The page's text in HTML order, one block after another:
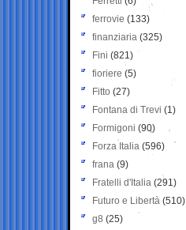
ferrovie (133)
finanziaria (325)
Fini (821)
fioriere (5)
Fitto (27)
Fontana di Trevi (1)
Formigoni (90)
Forza Italia (596)
frana (9)
Fratelli d'Italia (291)
Futuro e Libertà (510)
g8 (25)